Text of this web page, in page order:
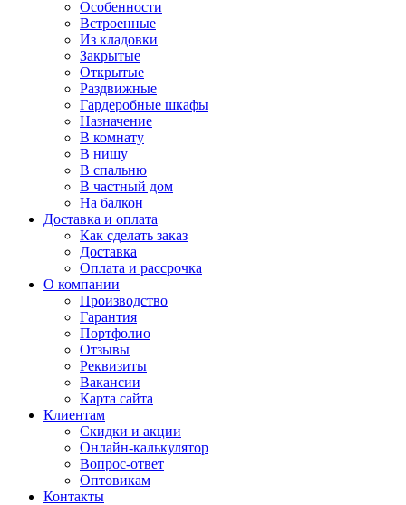
Особенности
Встроенные
Из кладовки
Закрытые
Открытые
Раздвижные
Гардеробные шкафы
Назначение
В комнату
В нишу
В спальню
В частный дом
На балкон
Доставка и оплата
Как сделать заказ
Доставка
Оплата и рассрочка
О компании
Производство
Гарантия
Портфолио
Отзывы
Реквизиты
Вакансии
Карта сайта
Клиентам
Скидки и акции
Онлайн-калькулятор
Вопрос-ответ
Оптовикам
Контакты